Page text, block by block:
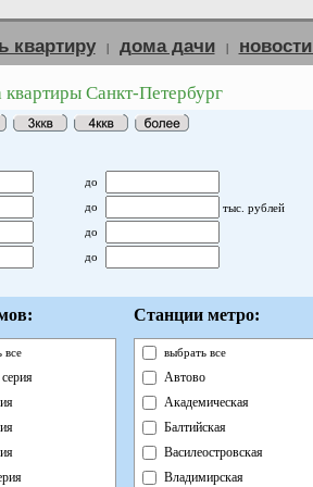
квартиру | дома дачи | новости
Санкт-Петербург
до
до тыс. рублей
до
до
все
Станции метро:
выбрать все
Автово
Академическая
Балтийская
Василеостровская
Владимирская